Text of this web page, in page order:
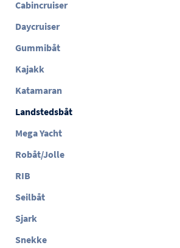
Cabincruiser
Daycruiser
Gummibåt
Kajakk
Katamaran
Landstedsbåt
Mega Yacht
Robåt/Jolle
RIB
Seilbåt
Sjark
Snekke